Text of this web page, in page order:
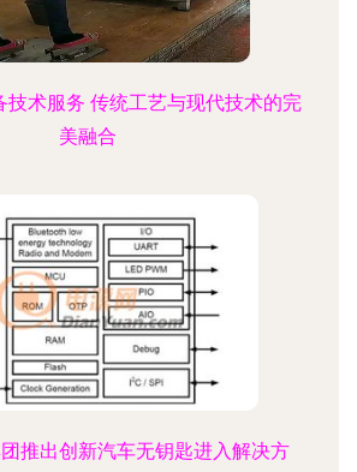
技术服务 传统工艺与现代技术的完
美融合
推出创新汽车无钥匙进入解决方